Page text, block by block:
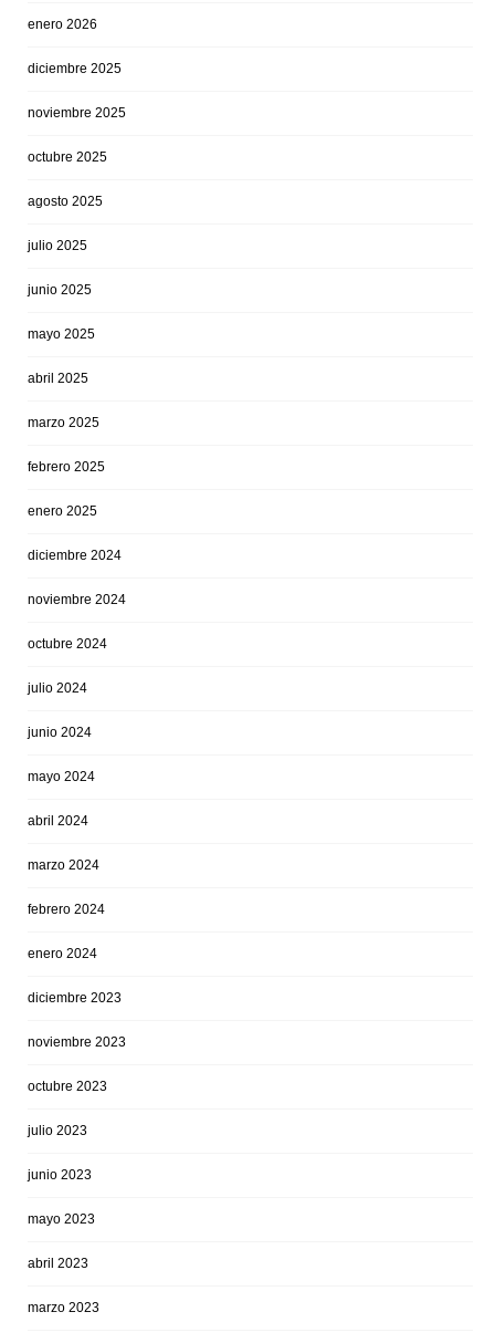
enero 2026
diciembre 2025
noviembre 2025
octubre 2025
agosto 2025
julio 2025
junio 2025
mayo 2025
abril 2025
marzo 2025
febrero 2025
enero 2025
diciembre 2024
noviembre 2024
octubre 2024
julio 2024
junio 2024
mayo 2024
abril 2024
marzo 2024
febrero 2024
enero 2024
diciembre 2023
noviembre 2023
octubre 2023
julio 2023
junio 2023
mayo 2023
abril 2023
marzo 2023